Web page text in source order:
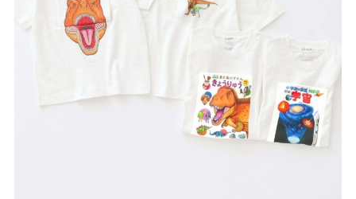
floor
サービス＆ビューティー＆レストランフロア
営業時間 10:00 ~ 22:00
Physical care floor